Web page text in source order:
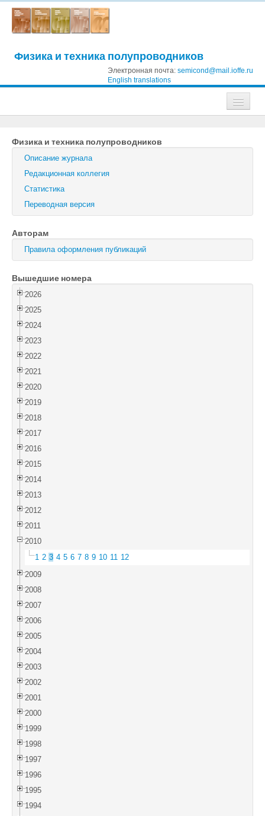
Физика и техника полупроводников
Электронная почта: semicond@mail.ioffe.ru
English translations
Журнал технической физики
Письма в Журнал технической физики
Физика твердого тела
Физика и техника полупроводников
Оптика и спектроскопия
Поиск
Войти
Физика и техника полупроводников
Описание журнала
Редакционная коллегия
Статистика
Переводная версия
Авторам
Правила оформления публикаций
Вышедшие номера
2026
2025
2024
2023
2022
2021
2020
2019
2018
2017
2016
2015
2014
2013
2012
2011
2010
1 2 3 4 5 6 7 8 9 10 11 12
2009
2008
2007
2006
2005
2004
2003
2002
2001
2000
1999
1998
1997
1996
1995
1994